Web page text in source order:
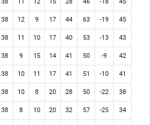
38 11 12 15 28 46 -18 45
38 12 9 17 44 63 -19 45
38 11 10 17 40 53 -13 43
38 9 15 14 41 50 -9 42
38 10 11 17 41 51 -10 41
38 10 8 20 28 50 -22 38
38 8 10 20 32 57 -25 34